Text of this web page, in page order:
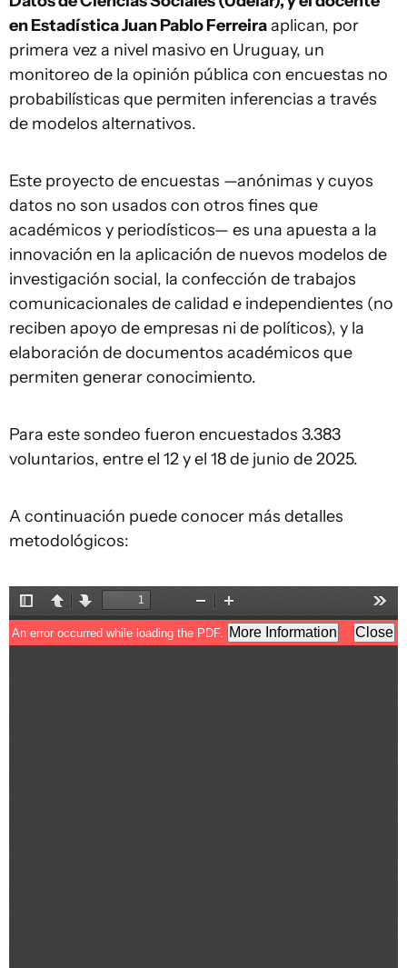
en Estadística Juan Pablo Ferreiraaplican, por
primera vez a nivel masivo en Uruguay, un
monitoreo de la opinión pública con encuestas no
probabilísticas que permiten inferencias a través
de modelos alternativos.
Este proyecto de encuestas —anónimas y cuyos
datos no son usados con otros fines que
académicos y periodísticos— es una apuesta a la
innovación en la aplicación de nuevos modelos de
investigación social, la confección de trabajos
comunicacionales de calidad e independientes (no
reciben apoyo de empresas ni de políticos), y la
elaboración de documentos académicos que
permiten generar conocimiento.
Para este sondeo fueron encuestados 3.383
voluntarios, entre el 12 y el 18 de junio de 2025.
A continuación puede conocer más detalles
metodológicos: